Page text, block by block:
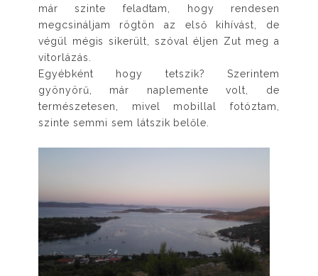
már szinte feladtam, hogy rendesen
megcsináljam rögtön az első kihívást, de
végül mégis sikerült, szóval éljen Zut meg a
vitorlázás.
Egyébként hogy tetszik? Szerintem
gyönyörű, már naplemente volt, de
természetesen, mivel mobillal fotóztam,
szinte semmi sem látszik belőle.